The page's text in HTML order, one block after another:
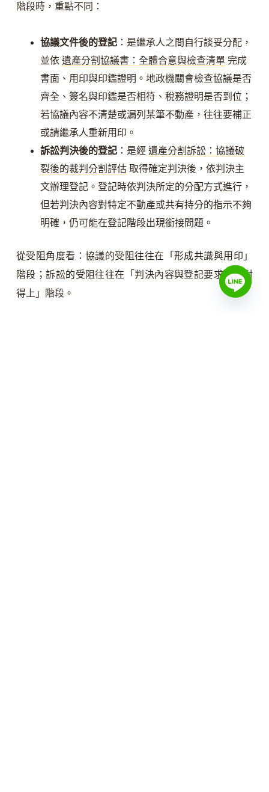
階段時，重點不同：
協議文件後的登記：是繼承人之間自行談妥分配，
並依 遺產分割協議書：全體合意與檢查清單完成
書面、用印與印鑑證明。地政機關會檢查協議是否
齊全、簽名與印鑑是否相符、稅務證明是否到位；
若協議內容不清楚或漏列某筆不動產，往往要補正
或請繼承人重新用印。
訴訟判決後的登記：是經 遺產分割訴訟：協議破
裂後的裁判分割評估取得確定判決後，依判決主
文辦理登記。登記時依判決所定的分配方式進行，
但若判決內容對特定不動產或共有持分的指示不夠
明確，仍可能在登記階段出現銜接問題。
從受阻角度看：協議的受阻往往在「形成共識與用印」
階段；訴訟的受阻往往在「判決內容與登記要求是否對
得上」階段。